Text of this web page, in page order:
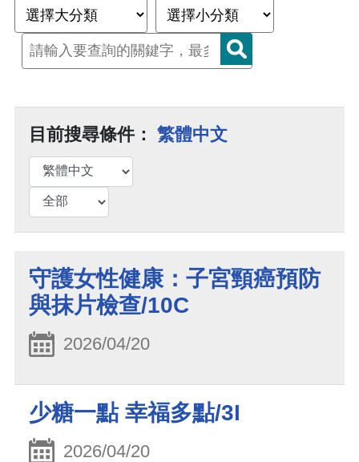
目前搜尋條件： 繁體中文
守護女性健康：子宮頸癌預防
與抹片檢查/10C
2026/04/20
少糖一點 幸福多點/3I
2026/04/20